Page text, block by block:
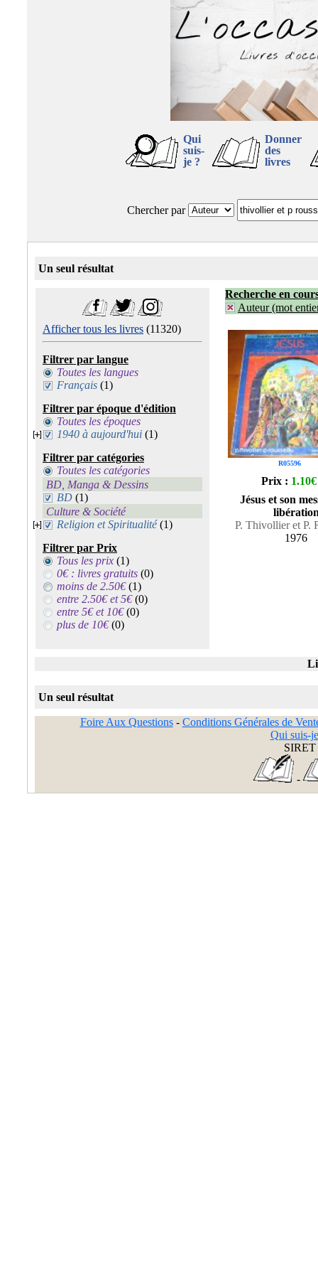
Qui
suis-
je ?
Donner
des
livres
Chercher par
Un seul résultat
Afficher tous les livres (11320)
Filtrer par langue
Toutes les langues
Français (1)
Filtrer par époque d'édition
Toutes les époques
1940 à aujourd'hui (1)
Filtrer par catégories
Toutes les catégories
BD, Manga & Dessins
BD (1)
Culture & Société
Religion et Spiritualité(1)
Filtrer par Prix
Tous les prix (1)
0€ : livres gratuits (0)
moins de 2.50€(1)
entre 2.50€ et 5€(0)
entre 5€ et 10€(0)
plus de 10€(0)
Recherche en
Auteur (mot
R05596
Prix : 1.10€
Jésus et son
P. Thivollier et P.
1976
Un seul résultat
Foire Aux Questions- Conditions Générales de
Qui suis-
SIRET
-